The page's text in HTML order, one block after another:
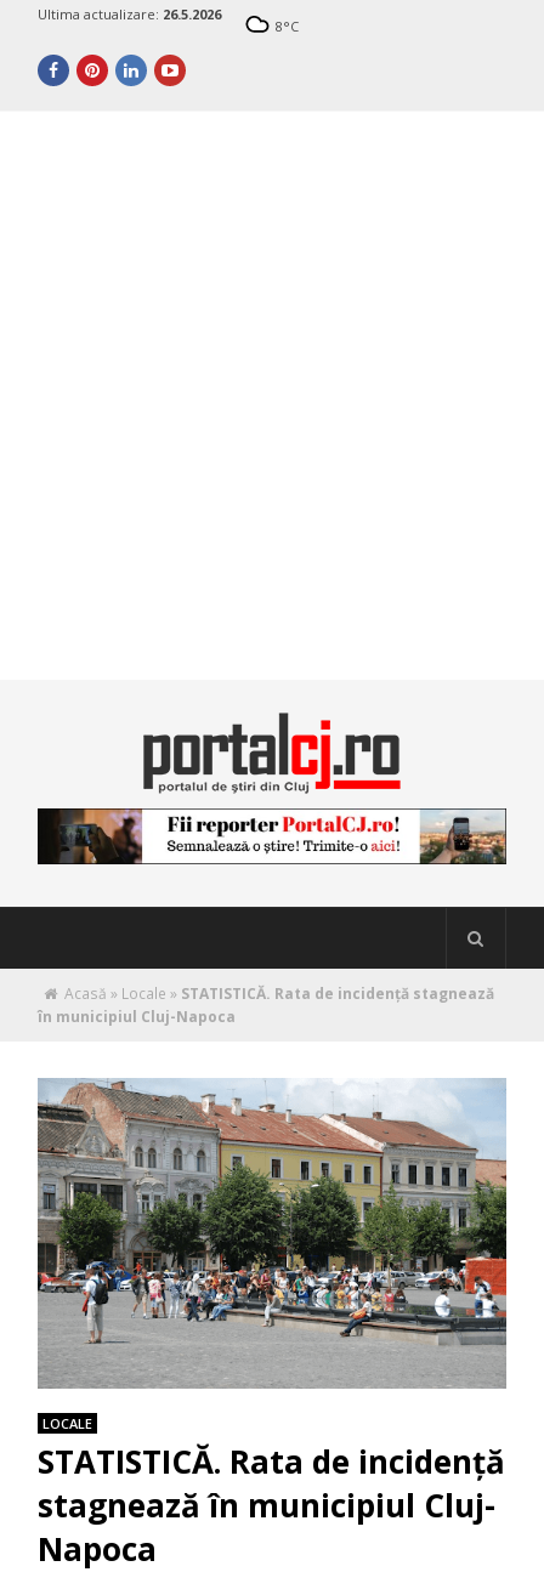
Ultima actualizare: 26.5.2026
8°C
Acasă » Locale » STATISTICĂ. Rata de incidență stagnează
în municipiul Cluj-Napoca
LOCALE
STATISTICĂ. Rata de incidență
stagnează în municipiul Cluj-
Napoca